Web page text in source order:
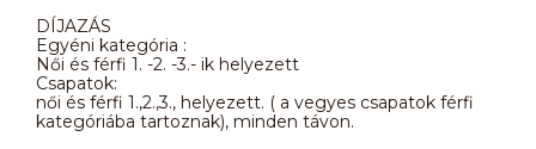
DÍJAZÁS
Egyéni kategória :
Női és férfi 1. -2. -3.- ik helyezett
Csapatok:
női és férfi 1.,2.,3., helyezett. ( a vegyes csapatok férfi
kategóriába tartoznak), minden távon.